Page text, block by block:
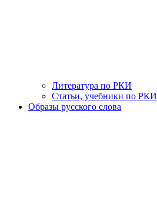
Литература по РКИ
Статьи, учебники по РКИ
Образы русского слова